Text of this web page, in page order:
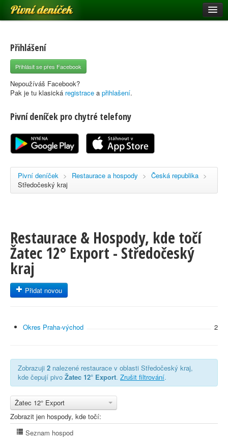
Pivní deníček
Pivní mapa
Pivní značky
Nápověda
Registrace
Přihlášení
Přihlásit se přes Facebook
Nepoužíváš Facebook?
Pak je tu klasická registrace a přihlašení.
Pivní deníček pro chytré telefony
Pivní deníček > Restaurace a hospody > Česká republika >
Středočeský kraj
Restaurace & Hospody, kde točí
Žatec 12° Export - Středočeský
kraj
Přidat novou
Okres Praha-východ 2
Zobrazuji 2 nalezené restaurace v oblasti Středočeský kraj,
kde čepují pivo Žatec 12° Export. Zrušit filtrování.
Žatec 12° Export
Zobrazit jen hospody, kde točí:
Seznam hospod